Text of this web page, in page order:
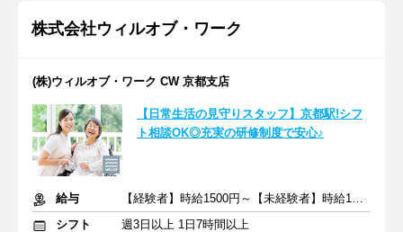
株式会社ウィルオブ・ワーク
(株)ウィルオブ・ワーク CW 京都支店
【日常生活の見守りスタッフ】京都駅!シフ
ト相談OK◎充実の研修制度で安心♪
給与
【経験者】時給1500円～【未経験者】時給1400円～ ＋交通費
シフト
週3日以上 1日7時間以上